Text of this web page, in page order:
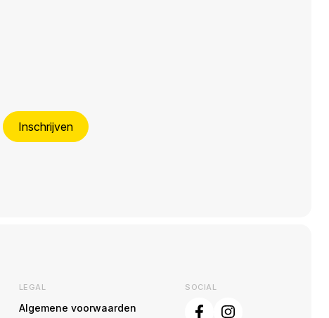
Inschrijven
LEGAL
Algemene voorwaarden
SOCIAL